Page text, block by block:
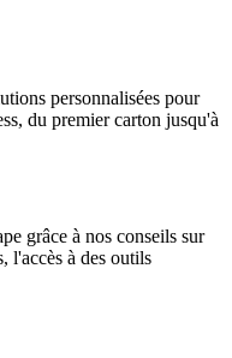
personnalisées pour
du premier carton jusqu'à
grâce à nos conseils sur
l'accès à des outils